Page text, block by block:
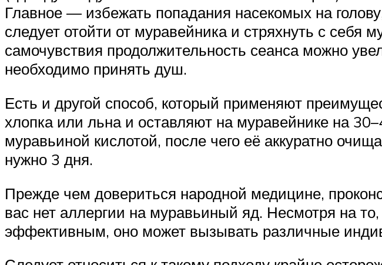
Главное — избежать попадания насекомых на
следует отойти от муравейника и стряхнуть с
самочувствия продолжительность сеанса можно
необходимо принять душ.
Есть и другой способ, который применяют
хлопка или льна и оставляют на муравейнике на
муравьиной кислотой, после чего её аккуратно
нужно 3 дня.
Прежде чем довериться народной медицине,
вас нет аллергии на муравьиный яд. Несмотря на
эффективным, оно может вызывать различные